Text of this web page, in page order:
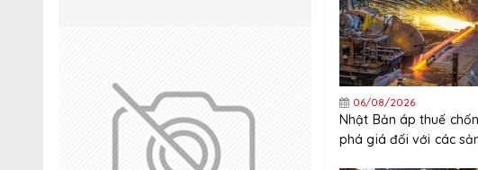
06/08/2026
Nhật Bản áp thuế
phá giá đối với các